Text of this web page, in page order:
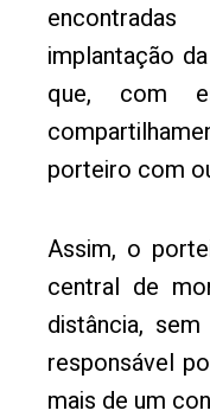
implantação
que, com
porteiro com
Assim, o
central de
distância,
responsável
mais de um